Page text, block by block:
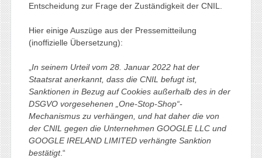
Entscheidung zur Frage der Zuständigkeit der CNIL.
Hier einige Auszüge aus der Pressemitteilung
(inoffizielle Übersetzung):
In seinem Urteil vom 28. Januar 2022 hat der
Staatsrat anerkannt, dass die CNIL befugt ist,
Sanktionen in Bezug auf Cookies außerhalb des in der
DSGVO vorgesehenen „One-Stop-Shop“-
Mechanismus zu verhängen, und hat daher die von
der CNIL gegen die Unternehmen GOOGLE LLC und
GOOGLE IRELAND LIMITED verhängte Sanktion
bestätigt.“